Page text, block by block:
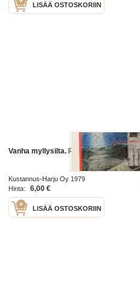
LISÄÄ OSTOSKORIIN
Vanha myllysilta. Runoja
Kustannus-Harju Oy 1979
Hinta:
6,00 €
LISÄÄ OSTOSKORIIN